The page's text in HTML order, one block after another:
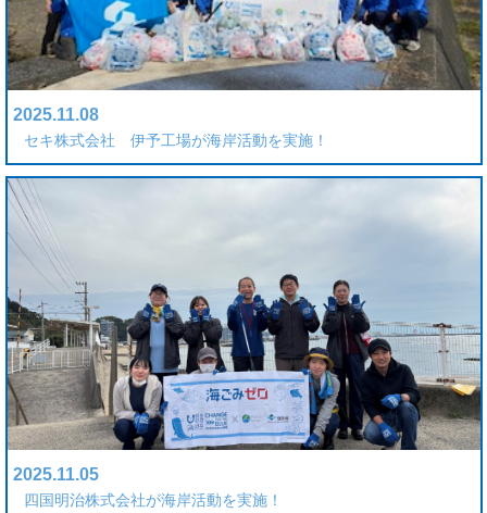
2025.11.08
セキ株式会社 伊予工場が海岸活動を実施！
2025.11.05
四国明治株式会社が海岸活動を実施！